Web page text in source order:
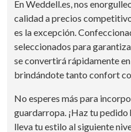
En Weddell.es, nos
calidad a precios
es la excepción.
seleccionados para
se convertirá rápidamente
brindándote tanto confort
No esperes más para
guardarropa. ¡Haz tu
lleva tu estilo al siguiente